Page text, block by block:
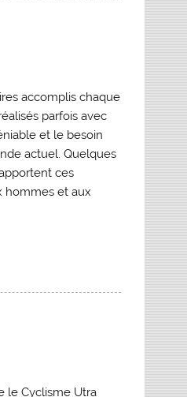
accomplis chaque
parfois avec
et le besoin
actuel. Quelques
ces
hommes et aux
le Cyclisme Utra